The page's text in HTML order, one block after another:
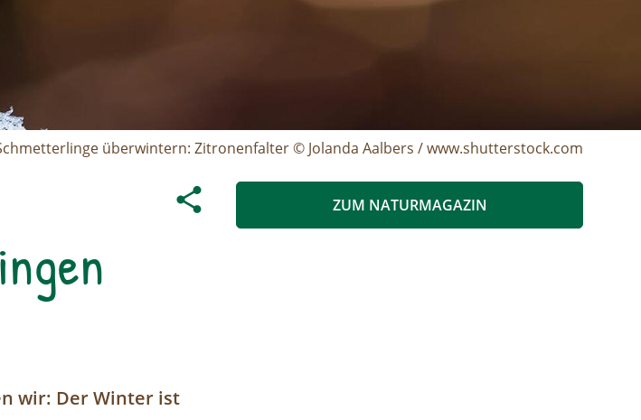
überwintern: Zitronenfalter © Jolanda Aalbers / www.shutterstock.com
ZUM NATURMAGAZIN
wir: Der Winter ist